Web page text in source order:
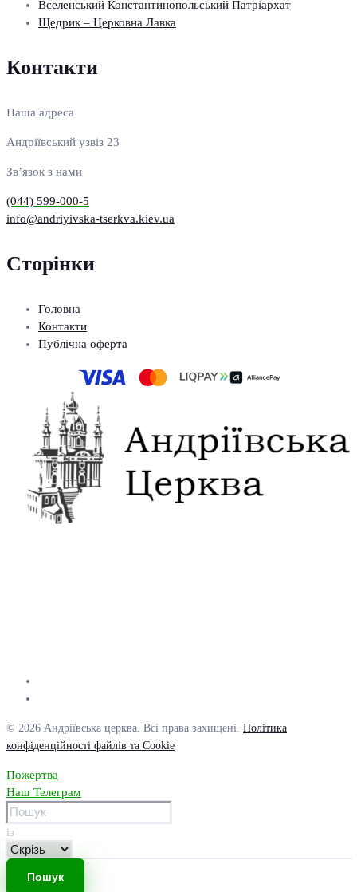
Вселенський Константинопольський Патріархат
Щедрик – Церковна Лавка
Контакти
Наша адреса
Андріївський узвіз 23
Зв’язок з нами
(044) 599-000-5
info@andriyivska-tserkva.kiev.ua
Сторінки
Головна
Контакти
Публічна оферта
© 2026 Андріївська церква. Всі права захищені. Політика
конфіденційності файлів та Cookie
Пожертва
Наш Телеграм
із